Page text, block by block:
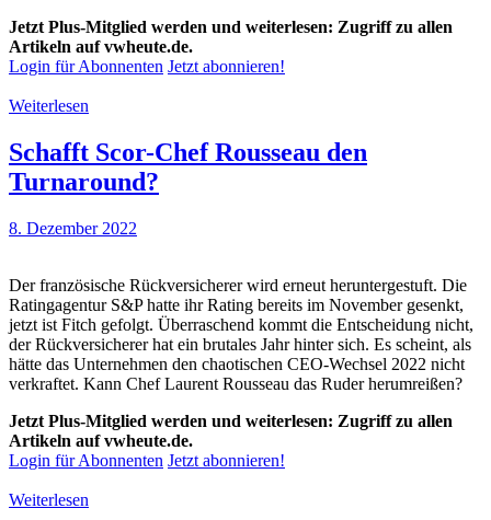
Jetzt Plus-Mitglied werden und weiterlesen: Zugriff zu allen
Artikeln auf vwheute.de.
Login für Abonnenten Jetzt abonnieren!
Weiterlesen
Schafft Scor-Chef Rousseau den
Turnaround?
8. Dezember 2022
Der französische Rückversicherer wird erneut heruntergestuft. Die
Ratingagentur S&P hatte ihr Rating bereits im November gesenkt,
jetzt ist Fitch gefolgt. Überraschend kommt die Entscheidung nicht,
der Rückversicherer hat ein brutales Jahr hinter sich. Es scheint, als
hätte das Unternehmen den chaotischen CEO-Wechsel 2022 nicht
verkraftet. Kann Chef Laurent Rousseau das Ruder herumreißen?
Jetzt Plus-Mitglied werden und weiterlesen: Zugriff zu allen
Artikeln auf vwheute.de.
Login für Abonnenten Jetzt abonnieren!
Weiterlesen